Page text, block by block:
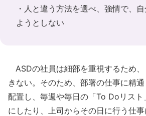
・人と違う方法を選べ、強情で、
ようとしない
ASDの社員は細部を重視するため
きない。そのため、部署の仕事に精
配置し、毎週や毎日の「To Doリスト
にしたり、上司からその日に行う仕